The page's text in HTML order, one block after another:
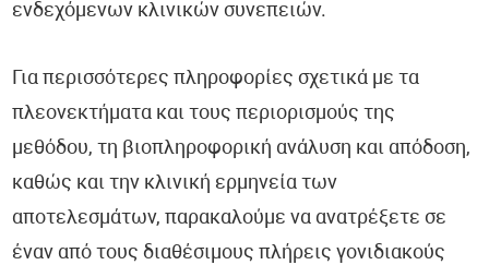
ενδεχόμενων κλινικών συνεπειών.
Για περισσότερες πληροφορίες σχετικά με τα
πλεονεκτήματα και τους περιορισμούς της
μεθόδου, τη βιοπληροφορική ανάλυση και απόδοση,
καθώς και την κλινική ερμηνεία των
αποτελεσμάτων, παρακαλούμε να ανατρέξετε σε
έναν από τους διαθέσιμους πλήρεις γονιδιακούς